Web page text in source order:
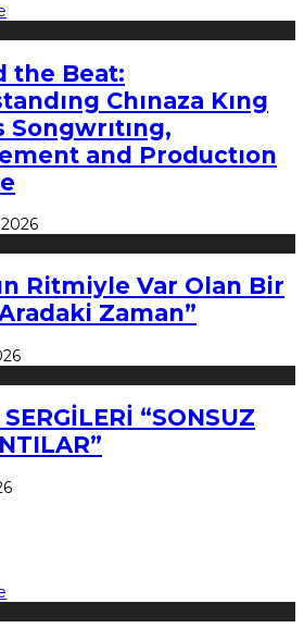
the Beat:
Chınaza Kıng
Songwrıtıng,
and Productıon
Ritmiyle Var Olan Bir
Zaman”
“SONSUZ